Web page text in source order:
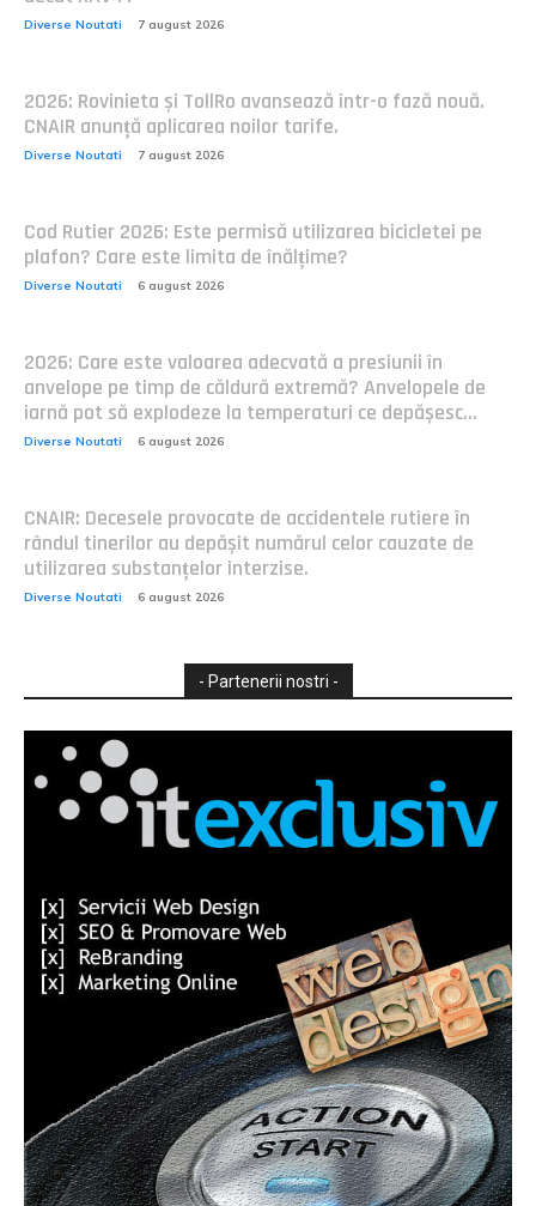
Diverse Noutati 7 august 2026
2026: Rovinieta și TollRo avansează într-o fază nouă.
CNAIR anunță aplicarea noilor tarife.
Diverse Noutati 7 august 2026
Cod Rutier 2026: Este permisă utilizarea bicicletei pe
plafon? Care este limita de înălțime?
Diverse Noutati 6 august 2026
2026: Care este valoarea adecvată a presiunii în
anvelope pe timp de căldură extremă? Anvelopele de
iarnă pot să explodeze la temperaturi ce depășesc...
Diverse Noutati 6 august 2026
CNAIR: Decesele provocate de accidentele rutiere în
rândul tinerilor au depășit numărul celor cauzate de
utilizarea substanțelor interzise.
Diverse Noutati 6 august 2026
- Partenerii nostri -